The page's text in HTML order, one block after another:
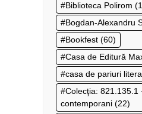
Biblioteca Polirom
Bogdan-Alexandru
Bookfest (60)
Casa de Editură
casa de pariuri
Colecţia: 821.135.1
contemporani (22)